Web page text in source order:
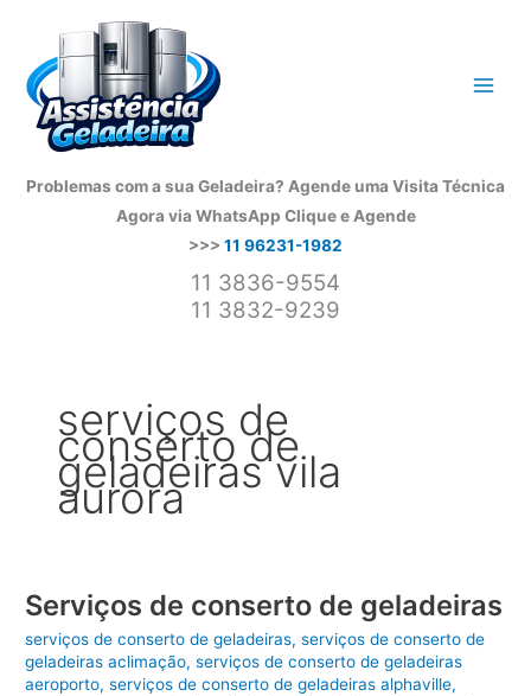
conteúdo
Problemas com a sua Geladeira? Agende uma Visita Técnica
Agora via WhatsApp Clique e Agende
>>> 11 96231-1982
11 3836-9554
11 3832-9239
serviços de
conserto de
geladeiras vila
aurora
Serviços de conserto de geladeiras
serviços de conserto de geladeiras,serviços de conserto de
geladeiras aclimação,serviços de conserto de geladeiras
aeroporto,serviços de conserto de geladeiras alphaville,